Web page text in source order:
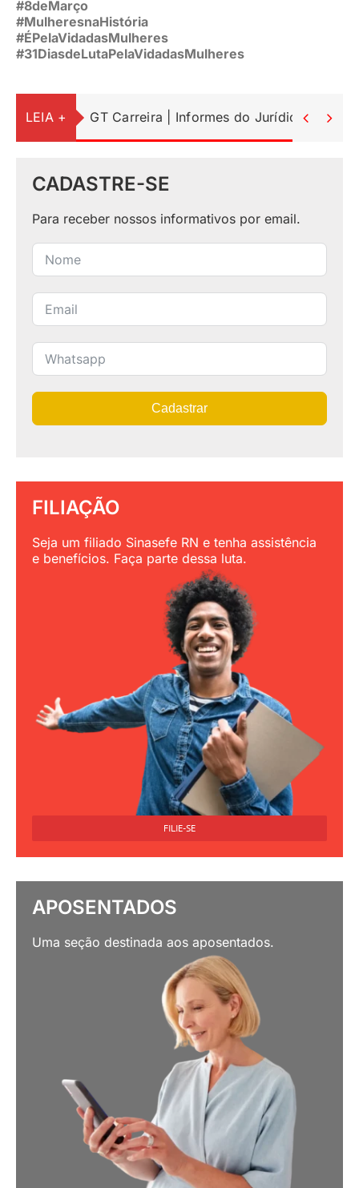
#8deMarço
#MulheresnaHistória
#ÉPelaVidadasMulheres
#31DiasdeLutaPelaVidadasMulheres
LEIA + GT Carreira | Informes do Jurídico 
CADASTRE-SE
Para receber nossos informativos por email.
Cadastrar
FILIAÇÃO
Seja um filiado Sinasefe RN e tenha assistência
e benefícios. Faça parte dessa luta.
FILIE-SE
APOSENTADOS
Uma seção destinada aos aposentados.